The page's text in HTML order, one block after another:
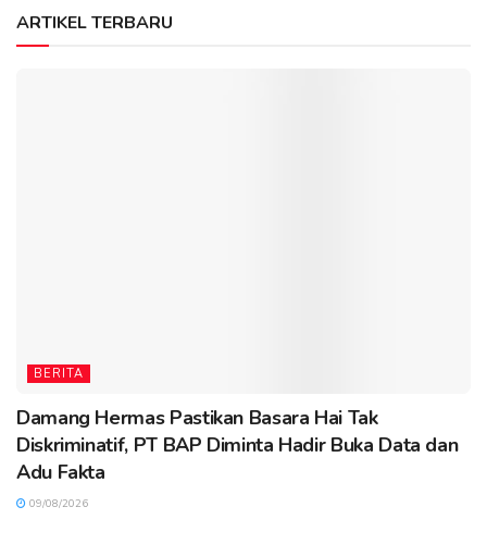
ARTIKEL TERBARU
BERITA
Damang Hermas Pastikan Basara Hai Tak
Diskriminatif, PT BAP Diminta Hadir Buka Data dan
Adu Fakta
09/08/2026